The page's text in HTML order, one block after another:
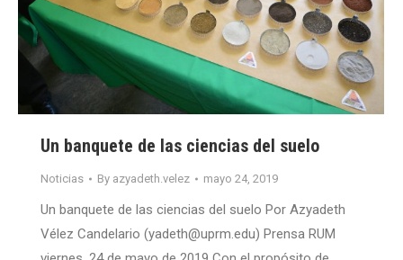
Un banquete de las ciencias del suelo
Noticias By azyadeth.velez mayo 24, 2019
Un banquete de las ciencias del suelo Por Azyadeth
Vélez Candelario (yadeth@uprm.edu) Prensa RUM